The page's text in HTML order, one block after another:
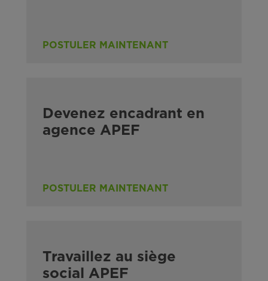
POSTULER MAINTENANT
Devenez encadrant en
agence APEF
POSTULER MAINTENANT
Travaillez au siège
social APEF